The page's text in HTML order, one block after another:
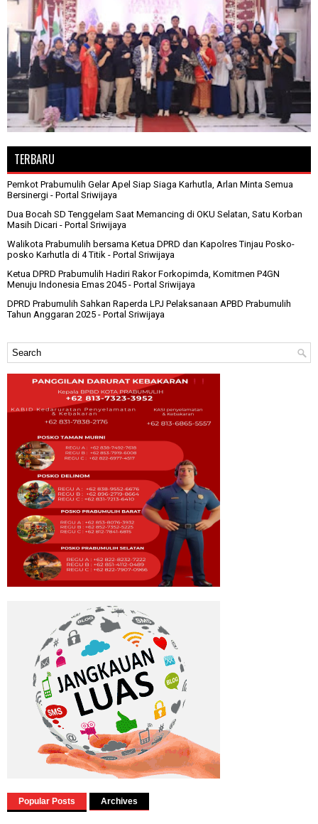
TERBARU
Pemkot Prabumulih Gelar Apel Siap Siaga Karhutla, Arlan Minta Semua
Bersinergi - Portal Sriwijaya
Dua Bocah SD Tenggelam Saat Memancing di OKU Selatan, Satu Korban
Masih Dicari - Portal Sriwijaya
Walikota Prabumulih bersama Ketua DPRD dan Kapolres Tinjau Posko-
posko Karhutla di 4 Titik - Portal Sriwijaya
Ketua DPRD Prabumulih Hadiri Rakor Forkopimda, Komitmen P4GN
Menuju Indonesia Emas 2045 - Portal Sriwijaya
DPRD Prabumulih Sahkan Raperda LPJ Pelaksanaan APBD Prabumulih
Tahun Anggaran 2025 - Portal Sriwijaya
Popular Posts Archives